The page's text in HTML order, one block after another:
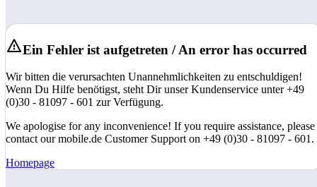
Ein Fehler ist aufgetreten / An error has occurred
Wir bitten die verursachten Unannehmlichkeiten zu entschuldigen!
Wenn Du Hilfe benötigst, steht Dir unser Kundenservice unter +49
(0)30 - 81097 - 601 zur Verfügung.
We apologise for any inconvenience! If you require assistance, please
contact our mobile.de Customer Support on +49 (0)30 - 81097 - 601.
Homepage